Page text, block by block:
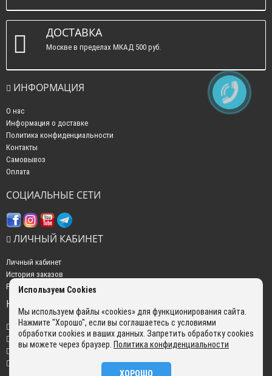
ДОСТАВКА
Москве в пределах МКАД 500 руб.
ИНФОРМАЦИЯ
О нас
Информация о доставке
Политика конфиденциальности
Контакты
Самовывоз
Оплата
СОЦИАЛЬНЫЕ СЕТИ
ЛИЧНЫЙ КАБИНЕТ
Личный кабинет
История заказов
Рассылка новостей
НАШИ КОНТАКТЫ
+7 (499) 350-22-51
sales@gokyo.ru
пн. - пт. : с 10:00 до 18:00 сб. c 10:00 до 14:00 воскресенье : выходной.
г. Москва, Россия, Улица Сущёвский Вал, 5 с20
Используем Cookies
Мы используем файлы «cookies» для функционирования сайта.
Нажмите "Хорошо", если вы соглашаетесь с условиями
обработки cookies и ваших данных. Запретить обработку cookies
вы можете через браузер. Политика конфиденциальности
ХОРОШО